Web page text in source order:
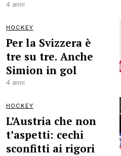
4 anni
HOCKEY
Per la Svizzera è
tre su tre. Anche
Simion in gol
4 anni
HOCKEY
L’Austria che non
t’aspetti: cechi
sconfitti ai rigori